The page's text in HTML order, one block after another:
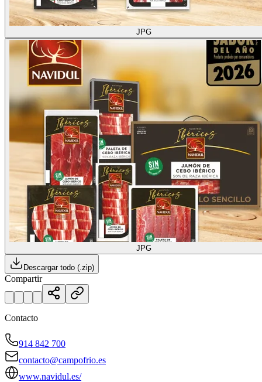
JPG
JPG
Descargar todo (.zip)
Compartir
Contacto
914 842 700
contacto@campofrio.es
www.navidul.es/